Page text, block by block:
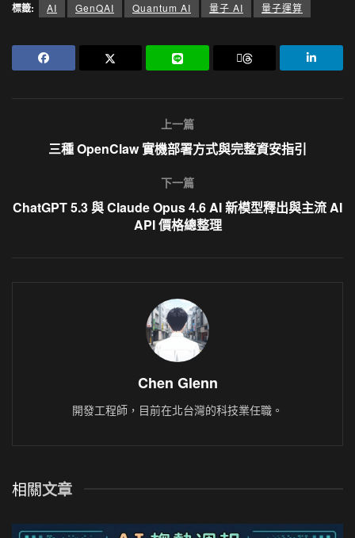
標籤: AI GenQAI Quantum AI 量子 AI 量子運算
上一篇
三種 OpenClaw 實機部署方式與完整資安指引
下一篇
ChatGPT 5.3 與 Claude Opus 4.6 AI 新模型釋出與主流 AI
API 價格總整理
Chen Glenn
開發工程師，目前在北台灣的科技業任職。
相關文章